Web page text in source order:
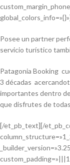
Posee un partner
servicio turístico
Patagonia Booking
3 décadas
importantes dentro
que disfrutes de
[/et_pb_text][/